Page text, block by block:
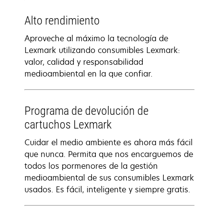
Alto rendimiento
Aproveche al máximo la tecnología de
Lexmark utilizando consumibles Lexmark:
valor, calidad y responsabilidad
medioambiental en la que confiar.
Programa de devolución de
cartuchos Lexmark
Cuidar el medio ambiente es ahora más fácil
que nunca. Permita que nos encarguemos de
todos los pormenores de la gestión
medioambiental de sus consumibles Lexmark
usados. Es fácil, inteligente y siempre gratis.